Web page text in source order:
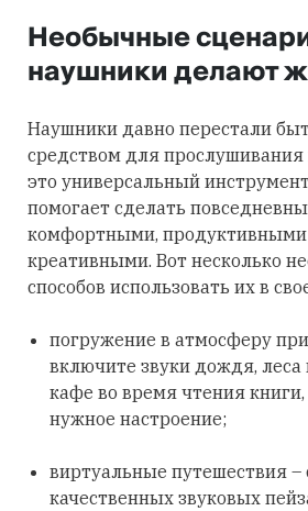
Необычные
наушники делают
Наушники давно перестали
средством для
это универсальный
помогает сделать
комфортными,
креативными. Вот несколько
способов использовать их в
погружение в атмосферу
включите звуки дождя, леса
кафе во время чтения
нужное настроение;
виртуальные путешествия
качественных звуковых